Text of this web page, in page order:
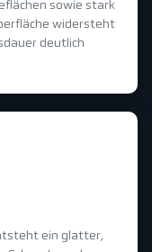
sowie stark
widersteht
deutlich
ein glatter,